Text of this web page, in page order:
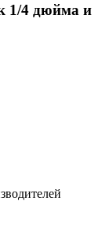
1/4 дюйма и